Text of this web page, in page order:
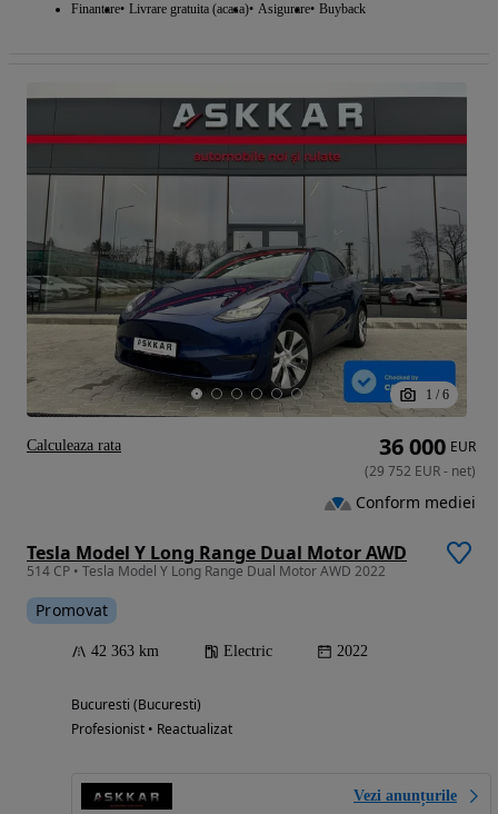
Finantare Livrare gratuita (acasa) Asigurare Buyback
1 / 6
Tesla Model Y Long Range Dual Motor AWD
514 CP • Tesla Model Y Long Range Dual Motor AWD 2022
Promovat
42 363 km Electric 2022
Bucuresti (Bucuresti)
Profesionist • Reactualizat
Vezi anunțurile
36 000 EUR
(29 752 EUR- net)
Conform mediei
Calculeaza rata